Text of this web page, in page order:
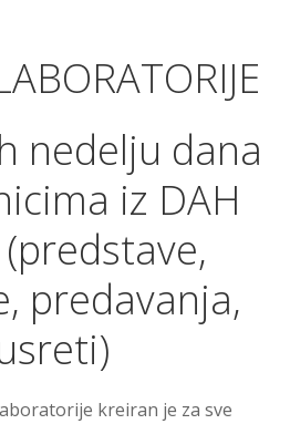
nedelju dana
iz DAH
predavanja,
kreiran je za sve